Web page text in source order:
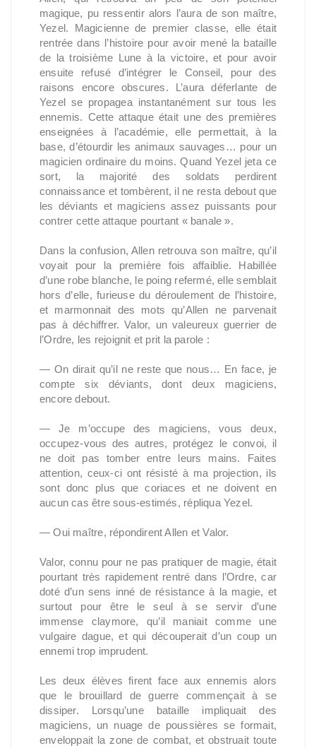
magique, pu ressentir alors l’aura de son maître,
Yezel. Magicienne de premier classe, elle était
rentrée dans l’histoire pour avoir mené la bataille
de la troisième Lune à la victoire, et pour avoir
ensuite refusé d’intégrer le Conseil, pour des
raisons encore obscures. L’aura déferlante de
Yezel se propagea instantanément sur tous les
ennemis. Cette attaque était une des premières
enseignées à l’académie, elle permettait, à la
base, d’étourdir les animaux sauvages… pour un
magicien ordinaire du moins. Quand Yezel jeta ce
sort, la majorité des soldats perdirent
connaissance et tombèrent, il ne resta debout que
les déviants et magiciens assez puissants pour
contrer cette attaque pourtant « banale ».
Dans la confusion, Allen retrouva son maître, qu’il
voyait pour la première fois affaiblie. Habillée
d’une robe blanche, le poing refermé, elle semblait
hors d’elle, furieuse du déroulement de l’histoire,
et marmonnait des mots qu’Allen ne parvenait
pas à déchiffrer. Valor, un valeureux guerrier de
l’Ordre, les rejoignit et prit la parole :
— On dirait qu’il ne reste que nous… En face, je
compte six déviants, dont deux magiciens,
encore debout.
— Je m’occupe des magiciens, vous deux,
occupez-vous des autres, protégez le convoi, il
ne doit pas tomber entre leurs mains. Faites
attention, ceux-ci ont résisté à ma projection, ils
sont donc plus que coriaces et ne doivent en
aucun cas être sous-estimés, répliqua Yezel.
— Oui maître, répondirent Allen et Valor.
Valor, connu pour ne pas pratiquer de magie, était
pourtant très rapidement rentré dans l’Ordre, car
doté d’un sens inné de résistance à la magie, et
surtout pour être le seul à se servir d’une
immense claymore, qu’il maniait comme une
vulgaire dague, et qui découperait d’un coup un
ennemi trop imprudent.
Les deux élèves firent face aux ennemis alors
que le brouillard de guerre commençait à se
dissiper. Lorsqu’une bataille impliquait des
magiciens, un nuage de poussières se formait,
enveloppait la zone de combat, et obstruait toute